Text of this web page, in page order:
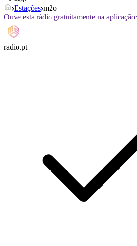
Estações m2o
Ouve esta rádio gratuitamente na aplicação:
radio.pt